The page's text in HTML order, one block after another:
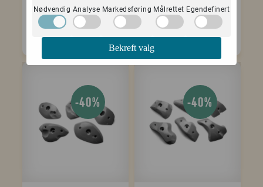
1.799,- 1.079,-
Kjøp
1.499,- 899,-
Kjøp
-40% -40%
Nødvendig Analyse Markedsføring Målrettet Egendefinert
Bekreft valg